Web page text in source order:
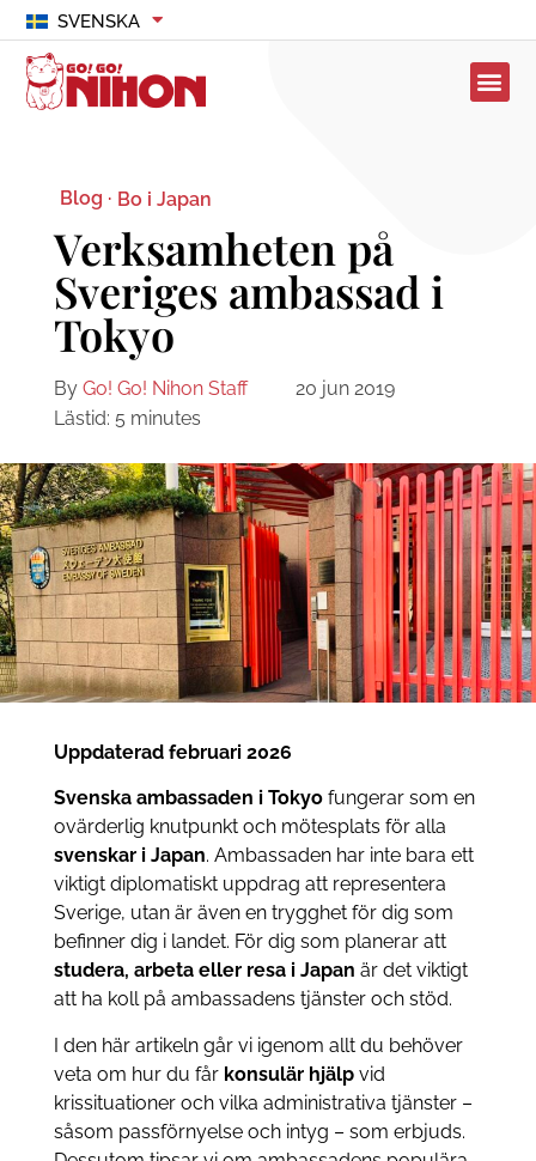
SVENSKA
Blog · Bo i Japan
Verksamheten på
Sveriges ambassad i
Tokyo
By Go! Go! Nihon Staff
20 jun 2019
Lästid: 5 minutes
Uppdaterad februari 2026
Svenska ambassaden i Tokyofungerar som en
ovärderlig knutpunkt och mötesplats för alla
svenskar i Japan. Ambassaden har inte bara ett
viktigt diplomatiskt uppdrag att representera
Sverige, utan är även en trygghet för dig som
befinner dig i landet. För dig som planerar att
studera, arbeta eller resa i Japan är det viktigt
att ha koll på ambassadens tjänster och stöd.
I den här artikeln går vi igenom allt du behöver
veta om hur du får konsulär hjälpvid
krissituationer och vilka administrativa tjänster –
såsom passförnyelse och intyg – som erbjuds.